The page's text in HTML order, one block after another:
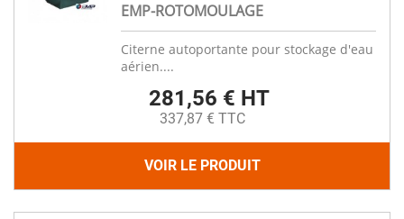
EMP-ROTOMOULAGE
Citerne autoportante pour stockage d'eau
aérien....
281,56 € HT
337,87 € TTC
VOIR LE PRODUIT